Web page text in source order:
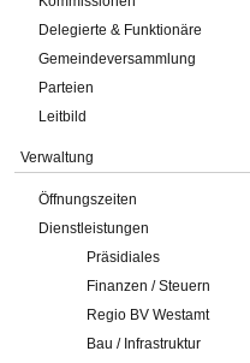
Delegierte & Funktionäre
Gemeindeversammlung
Parteien
Leitbild
Verwaltung
Öffnungszeiten
Dienstleistungen
Präsidiales
Finanzen / Steuern
Regio BV Westamt
Bau / Infrastruktur